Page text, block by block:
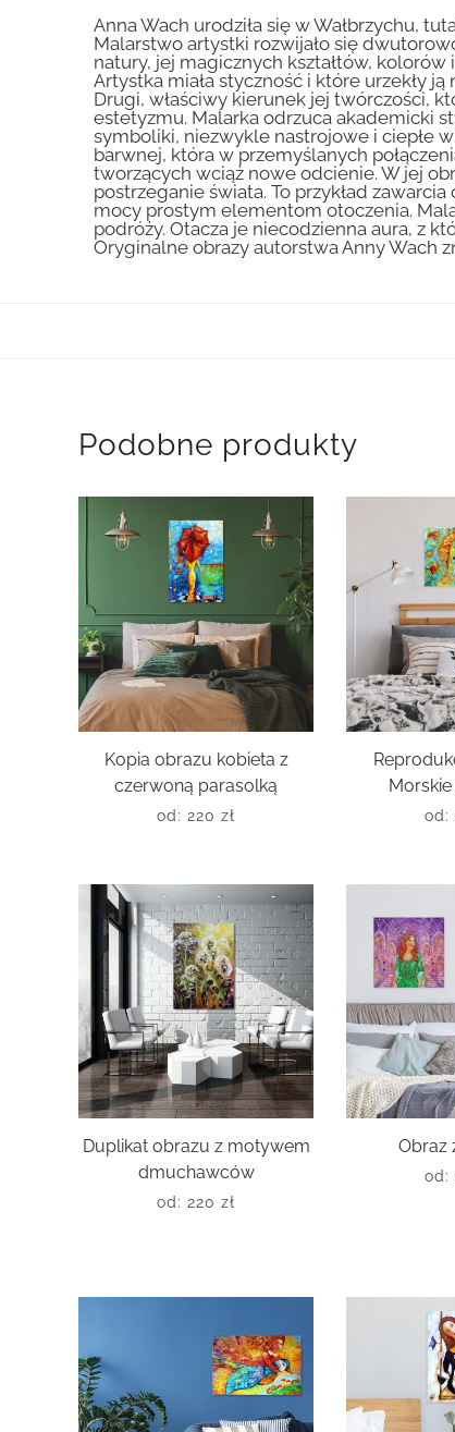
Anna Wach urodziła się w Wałbrzychu,
Malarstwo artystki rozwijało się
natury, jej magicznych kształtów,
Artystka miała styczność i które urzekły
Drugi, właściwy kierunek jej twórczości,
estetyzmu. Malarka odrzuca akademicki
symboliki, niezwykle nastrojowe i ciepłe
barwnej, która w przemyślanych
tworzących wciąż nowe odcienie. W jej
postrzeganie świata. To przykład
mocy prostym elementom otoczenia.
podróży. Otacza je niecodzienna aura, z
Oryginalne obrazy autorstwa Anny Wach
Podobne produkty
Kopia obrazu kobieta z
czerwoną parasolką
od: 220 zł od:
Duplikat obrazu z motywem
dmuchawców
od: 220 zł
Obraz
od: